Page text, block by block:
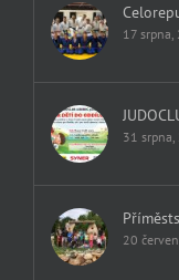
17 srpna,
31 srpna,
20